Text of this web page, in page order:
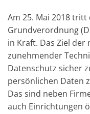
Am 25. Mai 2018
Grundverordnung
in Kraft. Das Ziel
zunehmender
Datenschutz sicher
persönlichen Daten
Das sind neben
auch Einrichtungen